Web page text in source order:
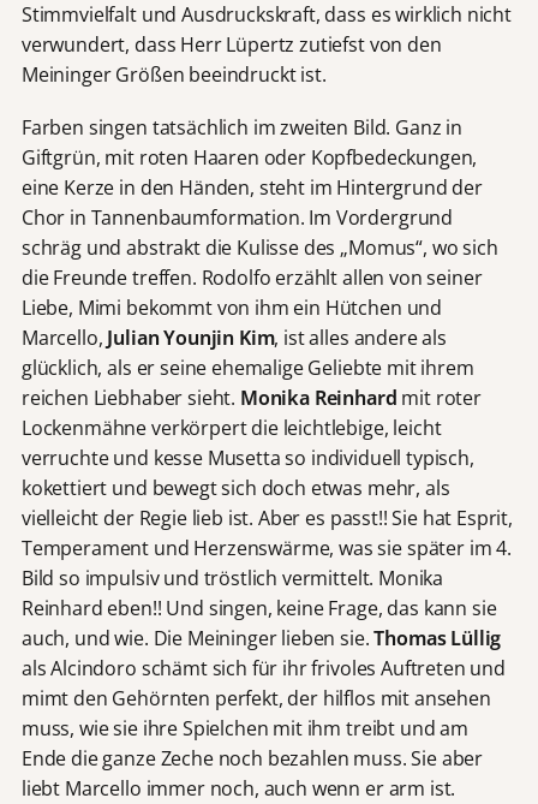
Stimmvielfalt und Ausdruckskraft, dass es wirklich nicht
verwundert, dass Herr Lüpertz zutiefst von den
Meininger Größen beeindruckt ist.
Farben singen tatsächlich im zweiten Bild. Ganz in
Giftgrün, mit roten Haaren oder Kopfbedeckungen,
eine Kerze in den Händen, steht im Hintergrund der
Chor in Tannenbaumformation. Im Vordergrund
schräg und abstrakt die Kulisse des „Momus“, wo sich
die Freunde treffen. Rodolfo erzählt allen von seiner
Liebe, Mimi bekommt von ihm ein Hütchen und
Marcello, Julian Younjin Kim, ist alles andere als
glücklich, als er seine ehemalige Geliebte mit ihrem
reichen Liebhaber sieht. Monika Reinhard mit roter
Lockenmähne verkörpert die leichtlebige, leicht
verruchte und kesse Musetta so individuell typisch,
kokettiert und bewegt sich doch etwas mehr, als
vielleicht der Regie lieb ist. Aber es passt!! Sie hat Esprit,
Temperament und Herzenswärme, was sie später im 4.
Bild so impulsiv und tröstlich vermittelt. Monika
Reinhard eben!! Und singen, keine Frage, das kann sie
auch, und wie. Die Meininger lieben sie.Thomas Lüllig
als Alcindoro schämt sich für ihr frivoles Auftreten und
mimt den Gehörnten perfekt, der hilflos mit ansehen
muss, wie sie ihre Spielchen mit ihm treibt und am
Ende die ganze Zeche noch bezahlen muss. Sie aber
liebt Marcello immer noch, auch wenn er arm ist.